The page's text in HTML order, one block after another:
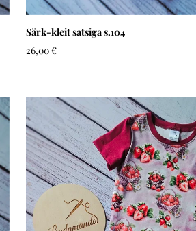
Särk-kleit satsiga s.104
26,00 €